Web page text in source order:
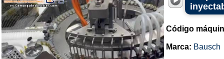
Código
Marca: Bausch